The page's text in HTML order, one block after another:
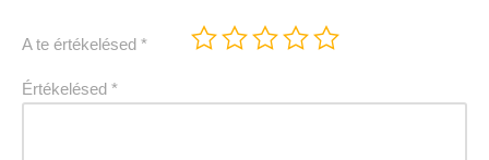
A te értékelésed *
Értékelésed *